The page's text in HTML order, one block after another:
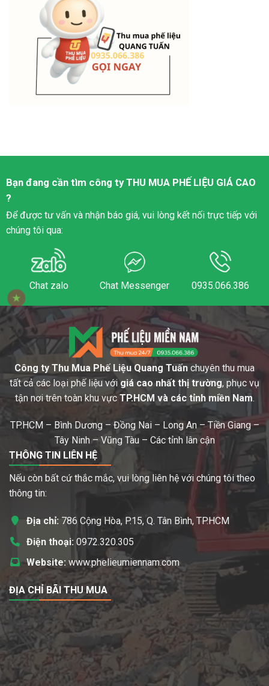
Bạn đang cần tìm công tyTHU MUA PHẾ LIỆU GIÁ CAO
?
Để được tư vấn và nhận báo giá, vui lòng kết nối trực tiếp với
chúng tôi qua:
Chat zalo Chat Messenger 0935.066.386
Công ty Thu Mua Phế Liệu Quang Tuấn chuyên thu mua
tất cả các loại phế liệu vớigiá cao nhất thị trường, phục vụ
tận nơi trên toàn khu vực TP.HCM và các tỉnh miền Nam.
TP.HCM – Bình Dương – Đồng Nai – Long An – Tiền Giang –
Tây Ninh – Vũng Tàu – Các tỉnh lân cận
THÔNG TIN LIÊN HỆ
Nếu còn bất cứ thắc mắc, vui lòng liên hệ với chúng tôi theo
thông tin:
Địa chỉ: 786 Cộng Hòa, P.15, Q. Tân Bình, TP.HCM
Điện thoại: 0972.320.305
Website: www.phelieumiennam.com
ĐỊA CHỈ BÃI THU MUA